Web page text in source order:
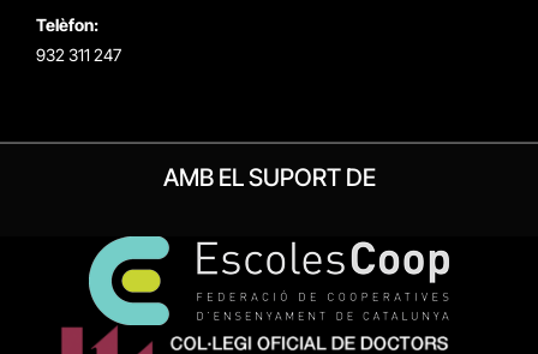
Telèfon:
932 311 247
AMB EL SUPORT DE